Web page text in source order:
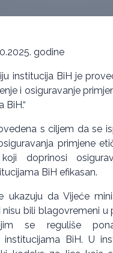
godine
institucija BiH je
i osiguravanje
BiH.“
s ciljem da se
primjene
koji doprinosi
BiH efikasan.
ukazuju da Vijeće
nisu bili blagovremeni u
se reguliše
institucijama BiH. U